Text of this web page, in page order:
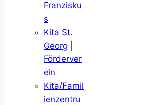
Franzisku
s
Kita St.
Georg
Förderver
ein
Kita/Famil
ienzentru